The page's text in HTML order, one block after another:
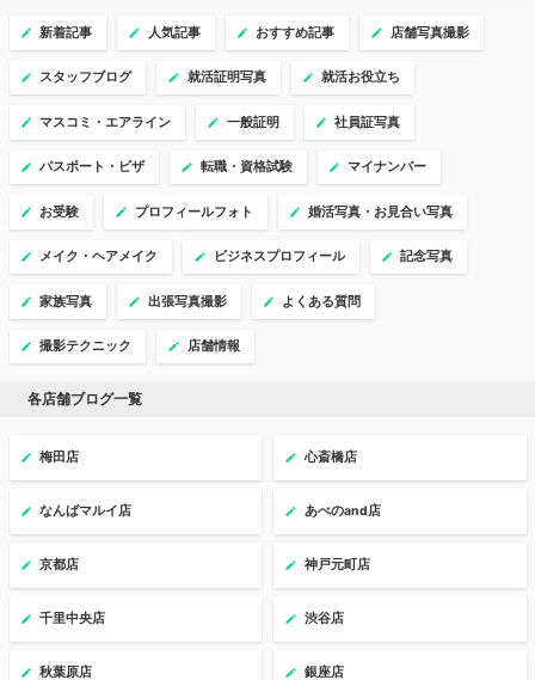
新着記事 人気記事 おすすめ記事 店舗写真撮影
スタッフブログ 就活証明写真 就活お役立ち
マスコミ・エアライン 一般証明 社員証写真
パスポート・ビザ 転職・資格試験 マイナンバー
お受験 プロフィールフォト 婚活写真・お見合い写真
メイク・ヘアメイク ビジネスプロフィール 記念写真
家族写真 出張写真撮影 よくある質問
撮影テクニック 店舗情報
各店舗ブログ一覧
梅田店 心斎橋店
なんばマルイ店 あべのand店
京都店 神戸元町店
千里中央店 渋谷店
秋葉原店 銀座店